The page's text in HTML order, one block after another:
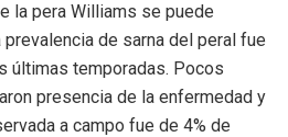
la pera Williams se puede
de sarna del peral fue
últimas temporadas. Pocos
presencia de la enfermedad y
a campo fue de 4% de